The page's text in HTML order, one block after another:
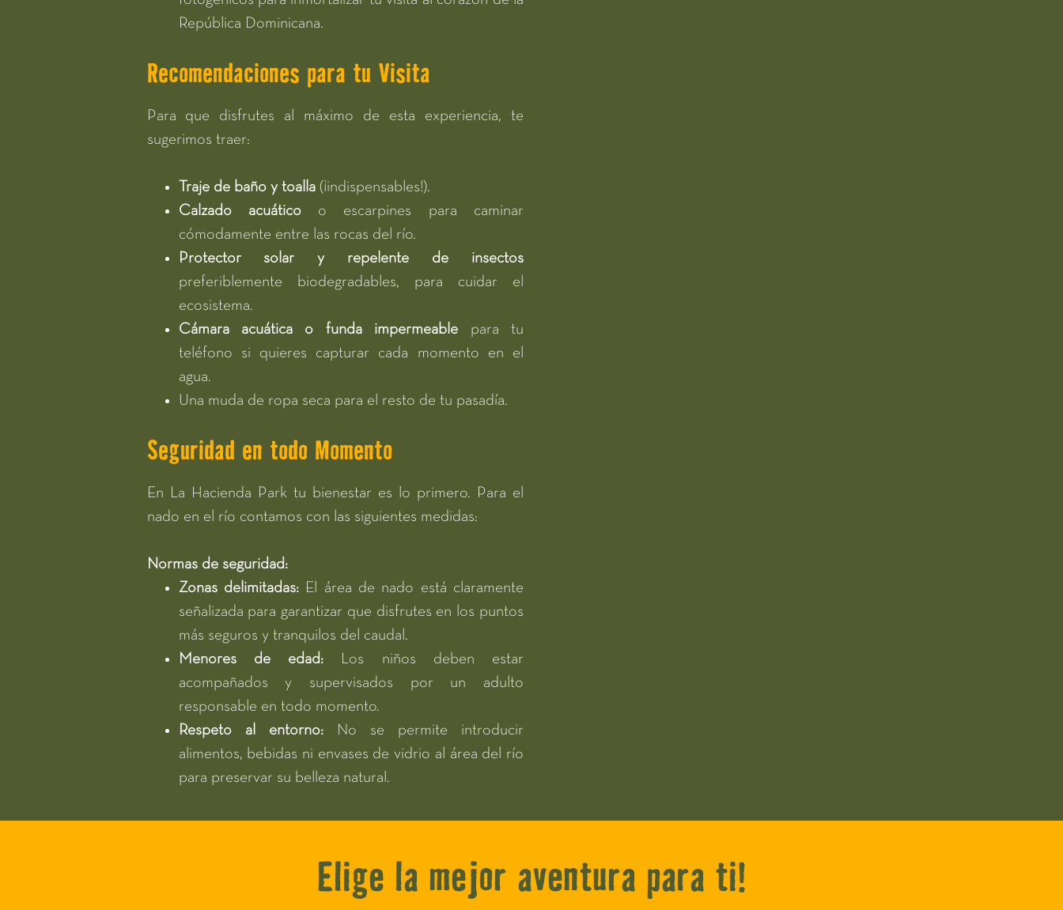
República Dominicana.
Recomendaciones para tu Visita
Para que disfrutes al máximo de esta experiencia, te
sugerimos traer:
Traje de baño y toalla (¡indispensables!).
Calzado acuático o escarpines para caminar
cómodamente entre las rocas del río.
Protector solar y repelente de insectos
preferiblemente biodegradables, para cuidar el
ecosistema.
Cámara acuática o funda impermeable para tu
teléfono si quieres capturar cada momento en el
agua.
Una muda de ropa seca para el resto de tu pasadía.
Seguridad en todo Momento
En La Hacienda Park tu bienestar es lo primero. Para el
nado en el río contamos con las siguientes medidas:
Normas de seguridad:
Zonas delimitadas: El área de nado está claramente
señalizada para garantizar que disfrutes en los puntos
más seguros y tranquilos del caudal.
Menores de edad: Los niños deben estar
acompañados y supervisados por un adulto
responsable en todo momento.
Respeto al entorno:
No se permite introducir
alimentos, bebidas ni envases de vidrio al área del río
para preservar su belleza natural.
Elige la mejor aventura para ti!